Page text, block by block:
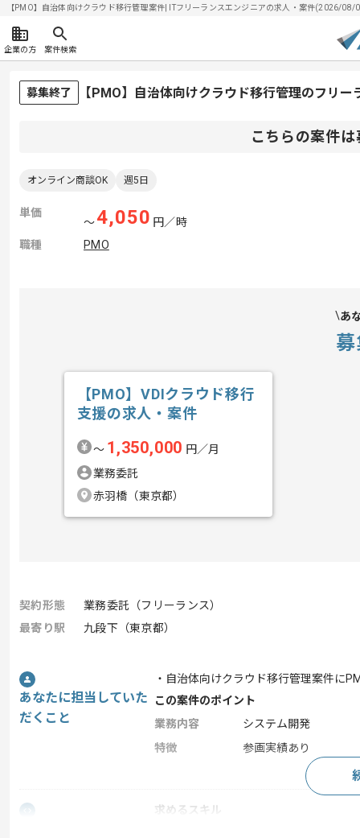
【PMO】自治体向けクラウド移行管理案件| ITフリーランスエンジニアの求人・案件(2026/08/
企業の方 案件検索
募集終了 【PMO】自治体向けクラウド移行管理のフリー
こちらの案件
オンライン商談OK 週5日
単価
〜4,050 円／時
職種
PMO
あ
【PMO】VDIクラウド移行
支援の求人・案件
〜 1,350,000 円／月
業務委託
赤羽橋（東京都）
契約形態
業務委託（フリーランス）
最寄り駅
九段下（東京都）
あなたに担当していた
だくこと
・自治体向けクラウド移行管理案件に
この案件のポイント
業務内容
システム開発
特徴
参画実績あり
求めるスキル